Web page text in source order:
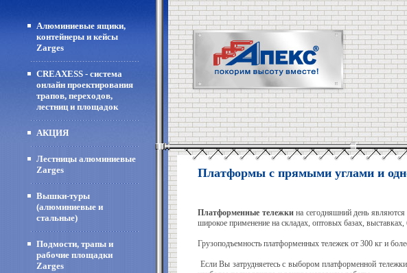
Алюминиевые ящики,
контейнеры и кейсы
Zarges
CREAXESS - система
онлайн проектирования
трапов, переходов,
лестниц и площадок
АКЦИЯ
Лестницы алюминиевые
Zarges
Вышки-туры
(алюминиевые и
стальные)
Подмости, трапы и
рабочие площадки
Zarges
Платформы с прямыми углами и
Платформенные тележкина сегодняшний день
широкое применение на складах, оптовых базах,
Грузоподъемность платформенных тележек от 300 кг и
Если Вы затрудняетесь с выбором платформенной